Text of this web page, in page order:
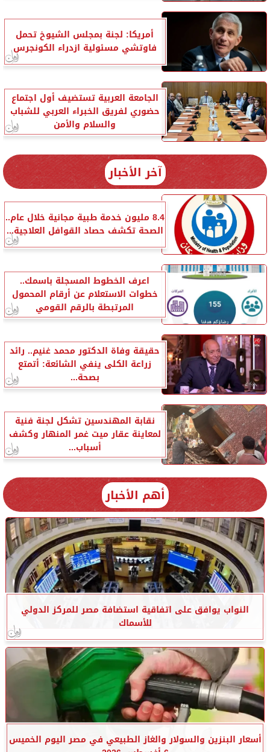
أمريكا: لجنة بمجلس الشيوخ تحمل
فاوتشي مسئولية ازدراء الكونجرس
الجامعة العربية تستضيف أول اجتماع
حضوري لفريق الخبراء العربي للشباب
والسلام والأمن
آخر الأخبار
8.4 مليون خدمة طبية مجانية خلال عام..
الصحة تكشف حصاد القوافل العلاجية...
اعرف الخطوط المسجلة باسمك..
خطوات الاستعلام عن أرقام المحمول
المرتبطة بالرقم القومي
حقيقة وفاة الدكتور محمد غنيم.. رائد
زراعة الكلى ينفي الشائعة: أتمتع
بصحة...
نقابة المهندسين تشكل لجنة فنية
لمعاينة عقار ميت غمر المنهار وكشف
أسباب...
أهم الأخبار
النواب يوافق على اتفاقية استضافة مصر للمركز الدولي
للأسماك
أسعار البنزين والسولار والغاز الطبيعي في مصر اليوم الخميس